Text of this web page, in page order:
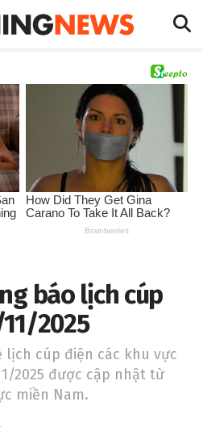
báo lịch cúp
2025
cúp điện các khu vực
2025 được cập nhật từ
miền Nam.